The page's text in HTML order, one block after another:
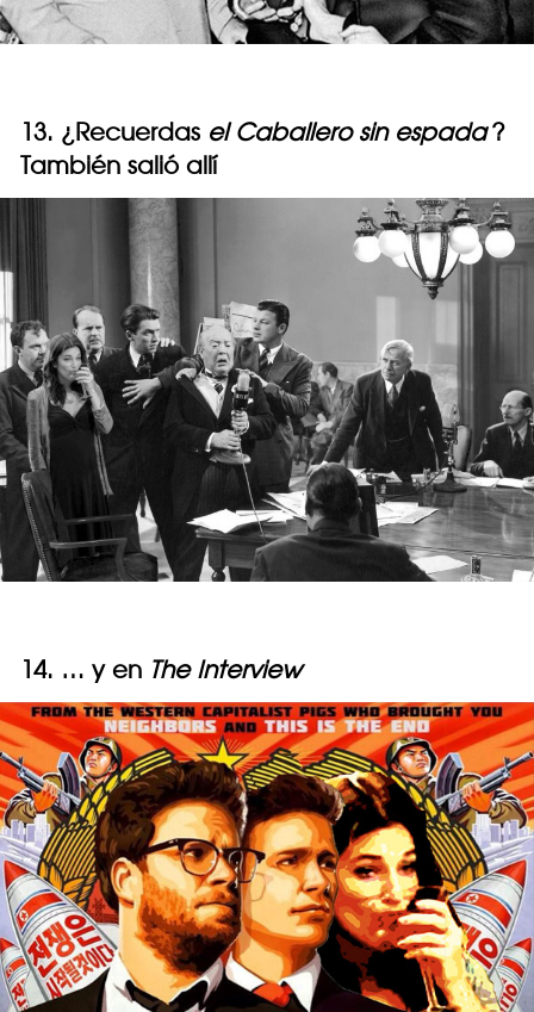
13. ¿Recuerdas el Caballero sin espada ?
También salió allí
14. … y en The Interview